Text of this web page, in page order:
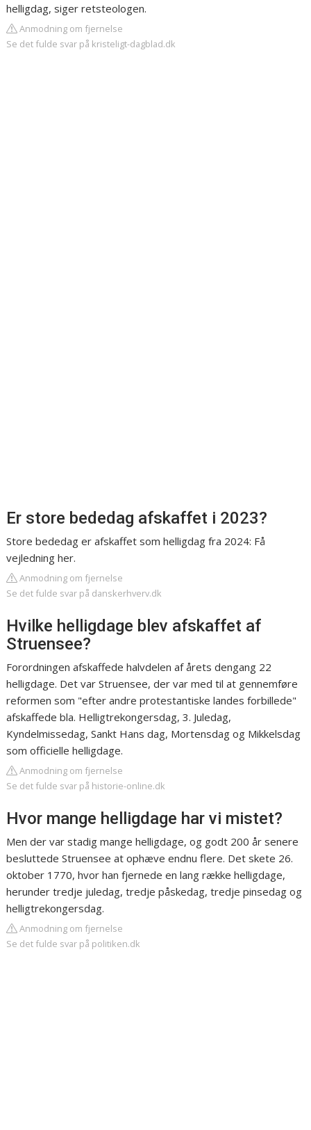
helligdag, siger retsteologen.
Anmodning om fjernelse
Se det fulde svar på kristeligt-dagblad.dk
Er store bededag afskaffet i 2023?
Store bededag er afskaffet som helligdag fra 2024: Få
vejledning her.
Anmodning om fjernelse
Se det fulde svar på danskerhverv.dk
Hvilke helligdage blev afskaffet af
Struensee?
Forordningen afskaffede halvdelen af årets dengang 22
helligdage. Det var Struensee, der var med til at gennemføre
reformen som "efter andre protestantiske landes forbillede"
afskaffede bla. Helligtrekongersdag, 3. Juledag,
Kyndelmissedag, Sankt Hans dag, Mortensdag og Mikkelsdag
som officielle helligdage.
Anmodning om fjernelse
Se det fulde svar på historie-online.dk
Hvor mange helligdage har vi mistet?
Men der var stadig mange helligdage, og godt 200 år senere
besluttede Struensee at ophæve endnu flere. Det skete 26.
oktober 1770, hvor han fjernede en lang række helligdage,
herunder tredje juledag, tredje påskedag, tredje pinsedag og
helligtrekongersdag.
Anmodning om fjernelse
Se det fulde svar på politiken.dk